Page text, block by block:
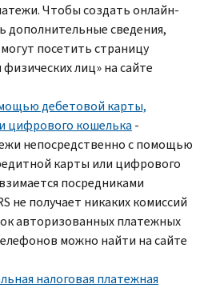
Чтобы создать онлайн-
дополнительные сведения,
посетить страницу
лиц» на сайте
дебетовой карты,
цифрового кошелька -
непосредственно с помощью
карты или цифрового
посредниками
не получает никаких комиссий
авторизованных платежных
можно найти на сайте
налоговая платежная